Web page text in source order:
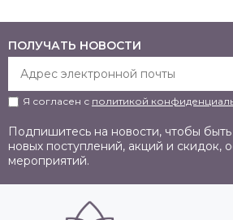
ПОЛУЧАТЬ НОВОСТИ
Я согласен с политикой
Подпишитесь на новости, чтобы
новых поступлений, акций и скидок,
мероприятий.